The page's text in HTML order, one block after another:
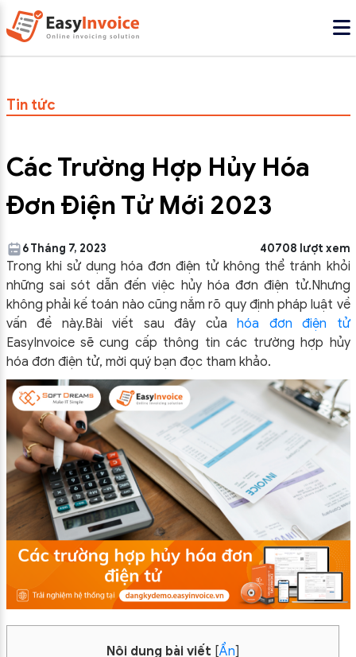
Tin tức
Các Trường Hợp Hủy Hóa
Đơn Điện Tử Mới 2023
6 Tháng 7, 2023 40708 lượt xem
Trong khi sử dụng hóa đơn điện tử không thể tránh khỏi
những sai sót dẫn đến việc hủy hóa đơn điện tử.Nhưng
không phải kế toán nào cũng nắm rõ quy định pháp luật về
vấn đề này.Bài viết sau đây của hóa đơn điện tử
EasyInvoice sẽ cung cấp thông tin các trường hợp hủy
hóa đơn điện tử, mời quý bạn đọc tham khảo.
Nội dung bài viết [Ẩn]